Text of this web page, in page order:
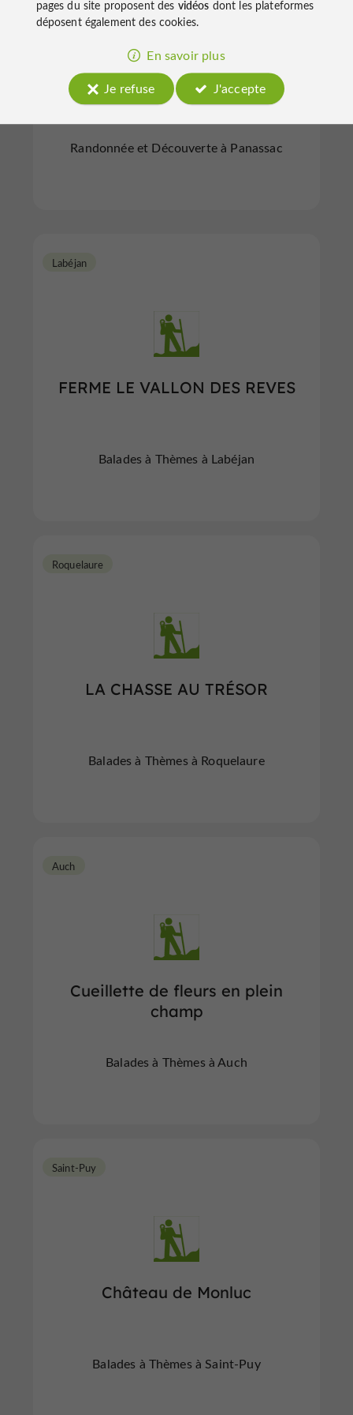
Labadens François
Randonnée et Découverte à Panassac
FERME LE VALLON DES REVES
Labéjan
Balades à Thèmes à Labéjan
LA CHASSE AU TRÉSOR
Roquelaure
Balades à Thèmes à Roquelaure
Cueillette de fleurs en plein
champ
Auch
Balades à Thèmes à Auch
Château de Monluc
Saint-Puy
Balades à Thèmes à Saint-Puy
pages du site proposent des vidéos dont les plateformes
déposent également des cookies.
En savoir plus
Je refuse
J'accepte